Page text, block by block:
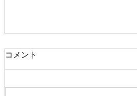
【CARPRO】8月3日（月）
コメント